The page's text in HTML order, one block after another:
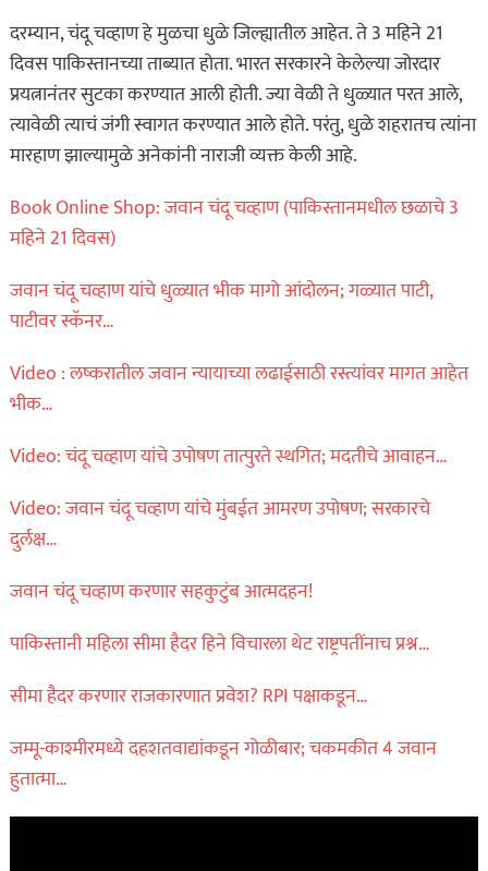
दरम्यान, चंदू चव्हाण हे मुळचा धुळे जिल्ह्यातील आहेत. ते 3 महिने 21
दिवस पाकिस्तानच्या ताब्यात होता. भारत सरकारने केलेल्या जोरदार
प्रयत्नानंतर सुटका करण्यात आली होती. ज्या वेळी ते धुळ्यात परत आले,
त्यावेळी त्याचं जंगी स्वागत करण्यात आले होते. परंतु, धुळे शहरातच त्यांना
मारहाण झाल्यामुळे अनेकांनी नाराजी व्यक्त केली आहे.
Book Online Shop: जवान चंदू चव्हाण (पाकिस्तानमधील छळाचे 3
महिने 21 दिवस)
जवान चंदू चव्हाण यांचे धुळ्यात भीक मागो आंदोलन; गळ्यात पाटी,
पाटीवर स्कॅनर…
Video : लष्करातील जवान न्यायाच्या लढाईसाठी रस्त्यांवर मागत आहेत
भीक…
Video: चंदू चव्हाण यांचे उपोषण तात्पुरते स्थगित; मदतीचे आवाहन…
Video: जवान चंदू चव्हाण यांचे मुंबईत आमरण उपोषण; सरकारचे
दुर्लक्ष…
जवान चंदू चव्हाण करणार सहकुटुंब आत्मदहन!
पाकिस्तानी महिला सीमा हैदर हिने विचारला थेट राष्ट्रपतींनाच प्रश्न…
सीमा हैदर करणार राजकारणात प्रवेश? RPI पक्षाकडून…
जम्मू-काश्मीरमध्ये दहशतवाद्यांकडून गोळीबार; चकमकीत 4 जवान
हुतात्मा…